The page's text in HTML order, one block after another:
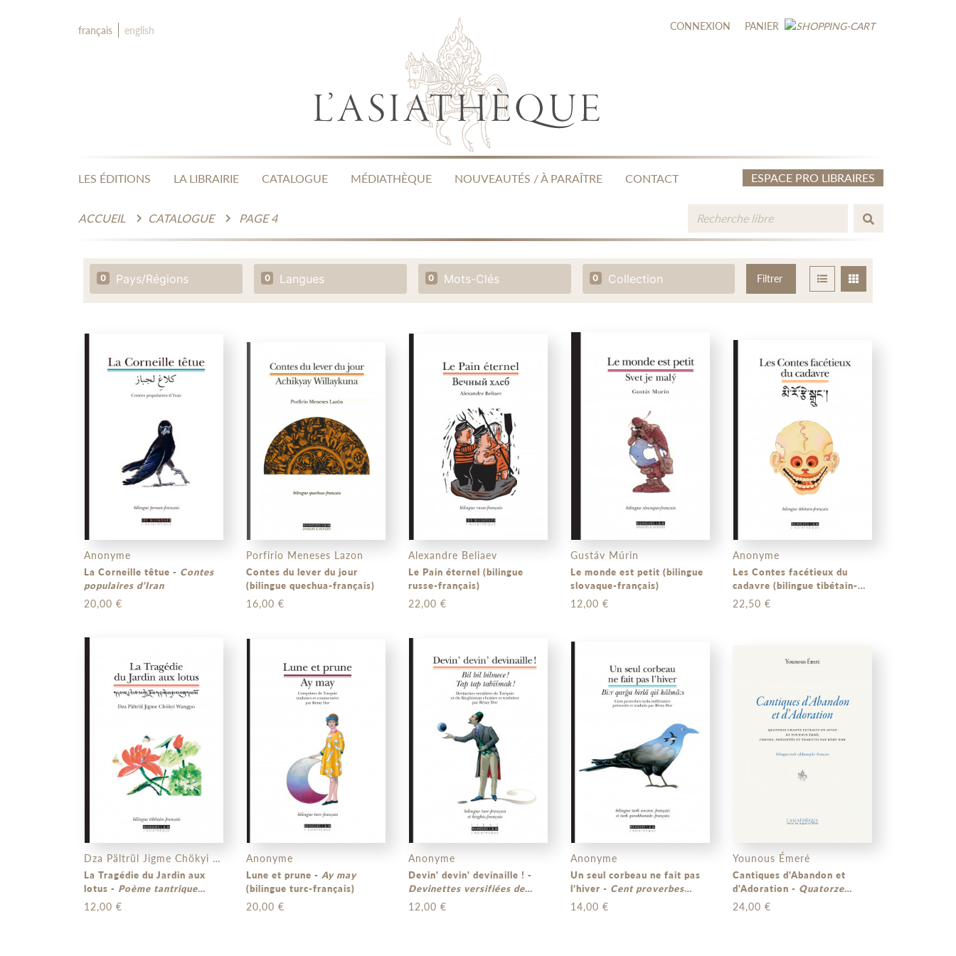
français english CONNEXION PANIER
LES ÉDITIONS LA LIBRAIRIE CATALOGUE MÉDIATHÈQUE NOUVEAUTÉS / À PARAÎTRE CONTACT ESPACE PRO LIBRAIRES
ACCUEIL CATALOGUE PAGE 4
0 Pays/Régions 0 Langues 0 Mots-Clés 0 Collection Filtrer
Anonyme
La Corneille têtue - Contes
populaires d’Iran
20,00 €
Porfirio Meneses Lazon
Contes du lever du jour
(bilingue quechua-français)
16,00 €
Alexandre Beliaev
Le Pain éternel (bilingue
russe-français)
22,00 €
Gustáv Múrin
Le monde est petit (bilingue
slovaque-français)
12,00 €
Anonyme
Les Contes facétieux du
cadavre (bilingue tibétain-
français)
22,50 €
Dza Pältrül Jigme Chökyi Wangpo
La Tragédie du Jardin aux
lotus - Poème tantrique
tibétain du XIXe siècle
(bilingue tibétain-français)
12,00 €
Anonyme
Lune et prune - Ay may
(bilingue turc-français)
20,00 €
Anonyme
Devin' devin' devinaille ! -
Devinettes versifiées de
Turquie et du Kirghizstan
(bilingue turc-français et
12,00 €
Anonyme
Un seul corbeau ne fait pas
l’hiver - Cent proverbes
turks millénaires
turk ancien-français et turk
14,00 €
Younous Émeré
Cantiques d'Abandon et
d'Adoration - Quatorze
chants extraits du Divan de
Younous Émrè
24,00 €